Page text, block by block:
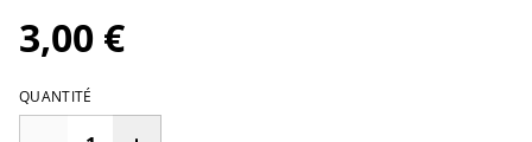
3,00 €
QUANTITÉ